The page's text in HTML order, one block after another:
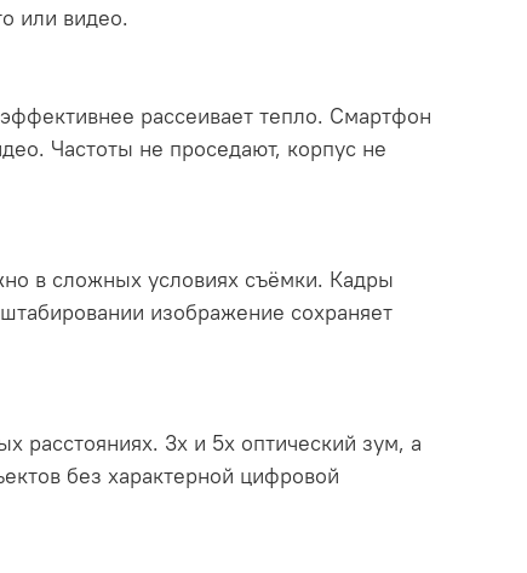
или видео.
рассеивает тепло. Смартфон
Частоты не проседают, корпус не
в сложных условиях съёмки. Кадры
изображение сохраняет
расстояниях. 3x и 5x оптический зум, а
без характерной цифровой